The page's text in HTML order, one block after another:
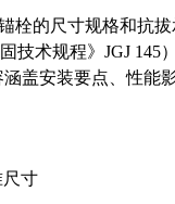
栓的尺寸规格和抗
技术规程》JGJ
盖安装要点、性能
尺寸